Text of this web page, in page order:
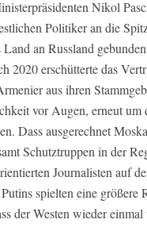
Nikol
Politiker an die
an Russland
2020 erschütterte das
aus ihren
vor Augen, erneut um
Dass ausgerechnet
Schutztruppen in der
Journalisten auf
spielten eine größere
der Westen wieder einmal